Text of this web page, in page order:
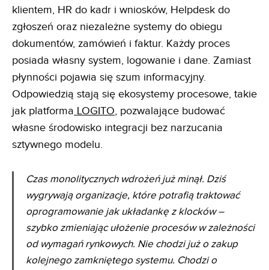
klientem, HR do kadr i wniosków, Helpdesk do
zgłoszeń oraz niezależne systemy do obiegu
dokumentów, zamówień i faktur. Każdy proces
posiada własny system, logowanie i dane. Zamiast
płynności pojawia się szum informacyjny.
Odpowiedzią stają się ekosystemy procesowe, takie
jak platforma LOGITO, pozwalające budować
własne środowisko integracji bez narzucania
sztywnego modelu.
Czas monolitycznych wdrożeń już minął. Dziś
wygrywają organizacje, które potrafią traktować
oprogramowanie jak układankę z klocków –
szybko zmieniając ułożenie procesów w zależności
od wymagań rynkowych. Nie chodzi już o zakup
kolejnego zamkniętego systemu. Chodzi o